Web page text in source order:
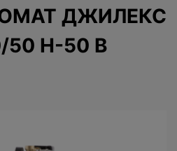
ДЖИЛЕКС
Н-50 В